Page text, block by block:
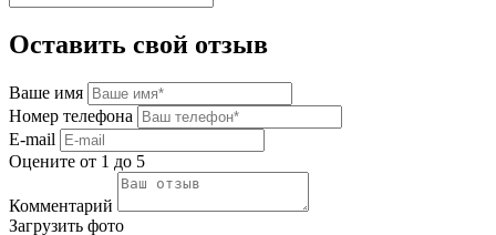
Оставить свой отзыв
Ваше имя
Номер телефона
E-mail
Оцените от 1 до 5
Комментарий
Загрузить фото